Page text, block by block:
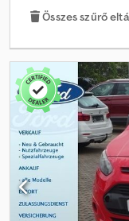
Összes szűrő